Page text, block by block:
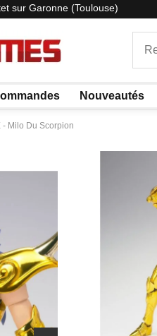
sur Garonne (Toulouse)
Nouveautés
- Milo Du Scorpion